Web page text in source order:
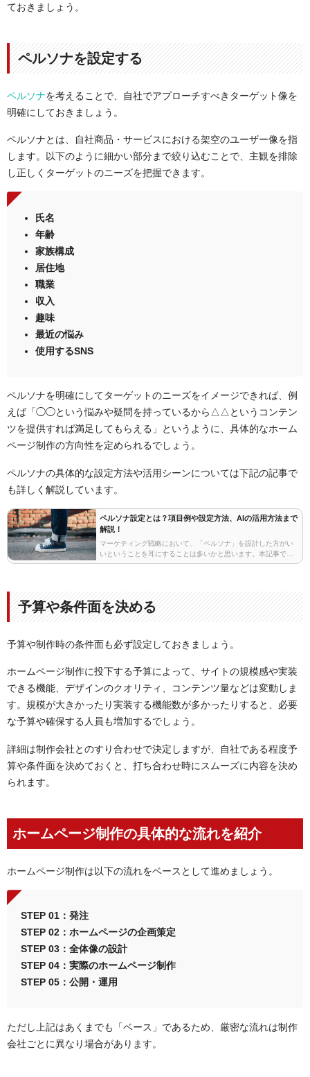
ておきましょう。
ペルソナを設定する
ペルソナを考えることで、自社でアプローチすべきターゲット像を
明確にしておきましょう。
ペルソナとは、自社商品・サービスにおける架空のユーザー像を指
します。以下のように細かい部分まで絞り込むことで、主観を排除
し正しくターゲットのニーズを把握できます。
氏名
年齢
家族構成
居住地
職業
収入
趣味
最近の悩み
使用するSNS
ペルソナを明確にしてターゲットのニーズをイメージできれば、例
えば「◯◯という悩みや疑問を持っているから△△というコンテン
ツを提供すれば満足してもらえる」というように、具体的なホーム
ページ制作の方向性を定められるでしょう。
ペルソナの具体的な設定方法や活用シーンについては下記の記事で
も詳しく解説しています。
ペルソナ設定とは？項目例や設定方法、AIの活用方法まで
解説！
マーケティング戦略において、「ペルソナ」を設計した方がい
いということを耳にすることは多いかと思います。本記事で
は、ペルソナとは一体どのようなものなのか、なぜペルソナを
予算や条件面を決める
予算や制作時の条件面も必ず設定しておきましょう。
ホームページ制作に投下する予算によって、サイトの規模感や実装
できる機能、デザインのクオリティ、コンテンツ量などは変動しま
す。規模が大きかったり実装する機能数が多かったりすると、必要
な予算や確保する人員も増加するでしょう。
詳細は制作会社とのすり合わせで決定しますが、自社である程度予
算や条件面を決めておくと、打ち合わせ時にスムーズに内容を決め
られます。
ホームページ制作の具体的な流れを紹介
ホームページ制作は以下の流れをベースとして進めましょう。
STEP 01：発注
STEP 02：ホームページの企画策定
STEP 03：全体像の設計
STEP 04：実際のホームページ制作
STEP 05：公開・運用
ただし上記はあくまでも「ベース」であるため、厳密な流れは制作
会社ごとに異なり場合があります。